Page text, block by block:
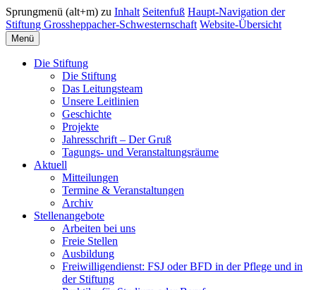
Sprungmenü (alt+m) zu Inhalt Seitenfuß Haupt-Navigation der
Stiftung Grossheppacher-Schwesternschaft Website-Übersicht
Menü
Die Stiftung
Die Stiftung
Das Leitungsteam
Unsere Leitlinien
Geschichte
Projekte
Jahresschrift – Der Gruß
Tagungs- und Veranstaltungsräume
Aktuell
Mitteilungen
Termine & Veranstaltungen
Archiv
Stellenangebote
Arbeiten bei uns
Freie Stellen
Ausbildung
Freiwilligendienst: FSJ oder BFD in der Pflege und in
der Stiftung